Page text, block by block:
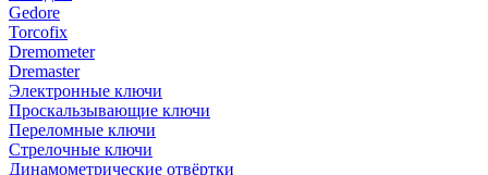
Gedore
Torcofix
Dremometer
Dremaster
Электронные ключи
Проскальзывающие ключи
Переломные ключи
Стрелочные ключи
Динамометрические отвёртки